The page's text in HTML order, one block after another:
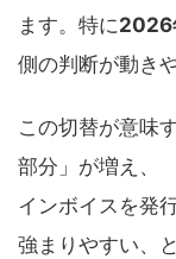
ます。特に2026
側の判断が動き
この切替が意味
部分」が増え、
インボイスを発
強まりやすい、